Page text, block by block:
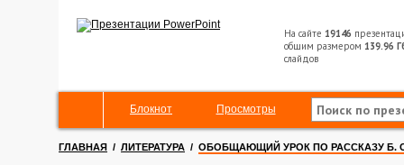
На сайте 19146
общим размером 139.96
слайдов
Блокнот Просмотры
ГЛАВНАЯ / ЛИТЕРАТУРА / ОБОБЩАЮЩИЙ УРОК ПО РАССКАЗУ Б.